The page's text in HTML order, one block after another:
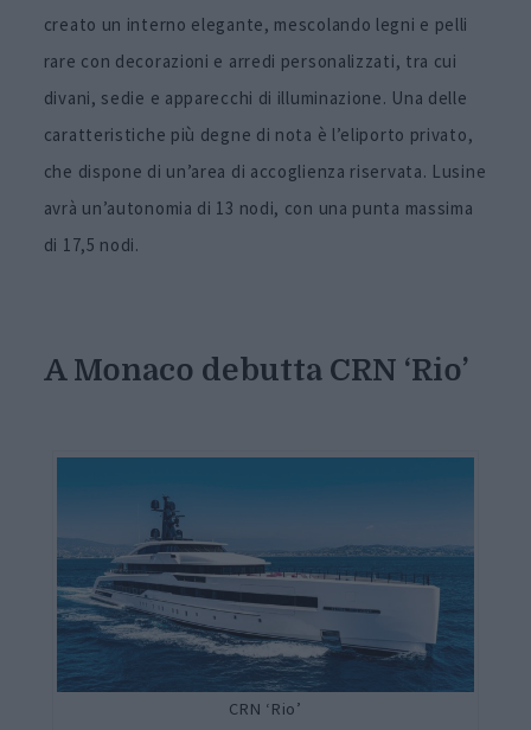
creato un interno elegante, mescolando legni e pelli
rare con decorazioni e arredi personalizzati, tra cui
divani, sedie e apparecchi di illuminazione. Una delle
caratteristiche più degne di nota è l’eliporto privato,
che dispone di un’area di accoglienza riservata. Lusine
avrà un’autonomia di 13 nodi, con una punta massima
di 17,5 nodi.
A Monaco debutta CRN ‘Rio’
CRN ‘Rio’